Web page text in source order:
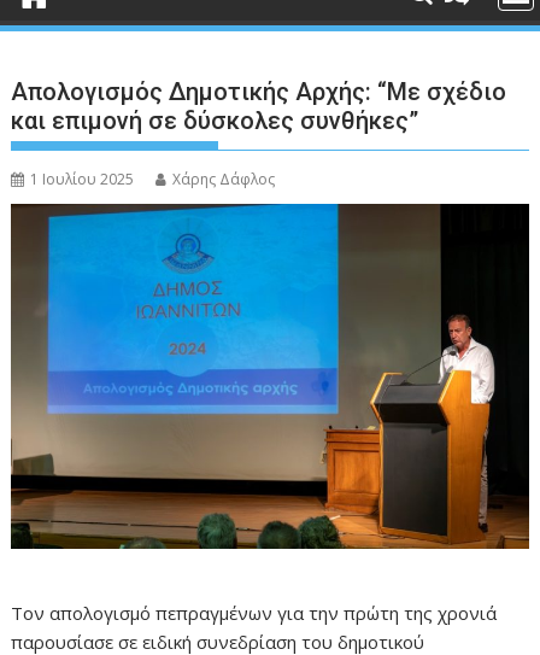
Απολογισμός Δημοτικής Αρχής: “Με σχέδιο
και επιμονή σε δύσκολες συνθήκες”
1 Ιουλίου 2025 Χάρης Δάφλος
Τον απολογισμό πεπραγμένων για την πρώτη της χρονιά
παρουσίασε σε ειδική συνεδρίαση του δημοτικού